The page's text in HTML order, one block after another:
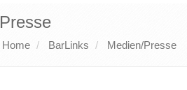
Presse
Home BarLinks Medien/Presse